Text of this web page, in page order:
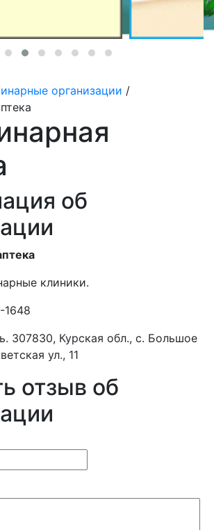
организации /
об
клиники.
1648
307830, Курская обл., с. Большое
ул., 11
отзыв об